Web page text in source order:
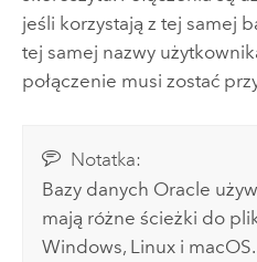
jeśli korzystają z tej samej
tej samej nazwy
połączenie musi zostać
Notatka:
Bazy danych Oracle
mają różne ścieżki do
Windows, Linux i macOS